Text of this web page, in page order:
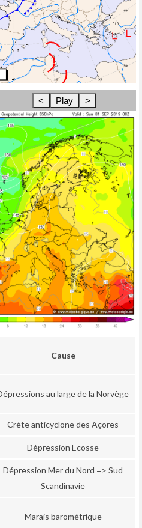
< Play >
Cause
au large de la Norvège
Crète anticyclone des Açores
Dépression Ecosse
Dépression Mer du Nord => Sud
Scandinavie
Marais barométrique